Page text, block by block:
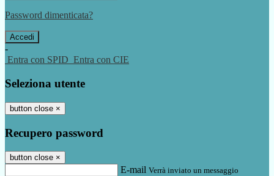
Password dimenticata?
-
Entra con SPID Entra con CIE
Seleziona utente
button close ×
Recupero password
button close ×
E-mail Verrà inviato un messaggio